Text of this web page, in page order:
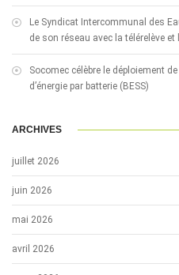
Le Syndicat Intercommunal des
de son réseau avec la télérelève
Socomec célèbre le déploiement
d’énergie par batterie (BESS)
ARCHIVES
juillet 2026
juin 2026
mai 2026
avril 2026